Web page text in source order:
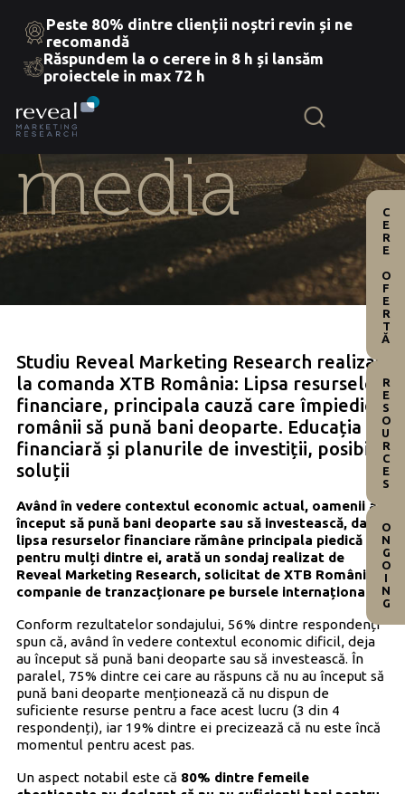
Skip
the
content
Peste 80% dintre clienții noștri revin și ne
recomandă
Răspundem la o cerere in 8 h și lansăm
proiectele in max 72 h
media
Studiu Reveal Marketing Research realizat
la comanda XTB România: Lipsa resurselor
financiare, principala cauză care împiedică
românii să pună bani deoparte. Educația
financiară și planurile de investiții, posibile
soluții
Având în vedere contextul economic actual, oamenii au
început să pună bani deoparte sau să investească, dar
lipsa resurselor financiare rămâne principala piedică
pentru mulți dintre ei, arată un sondaj realizat de
Reveal Marketing Research, solicitat de XTB România,
companie de tranzacționare pe bursele internaționale.
Conform rezultatelor sondajului, 56% dintre respondenți
spun că, având în vedere contextul economic dificil, deja
au început să pună bani deoparte sau să investească. În
paralel, 75% dintre cei care au răspuns că nu au început să
pună bani deoparte menționează că nu dispun de
suficiente resurse pentru a face acest lucru (3 din 4
respondenți), iar 19% dintre ei precizează că nu este încă
momentul pentru acest pas.
Un aspect notabil este că 80% dintre femeile
CERE OFERTĂ
RESOURCES
ONGOING